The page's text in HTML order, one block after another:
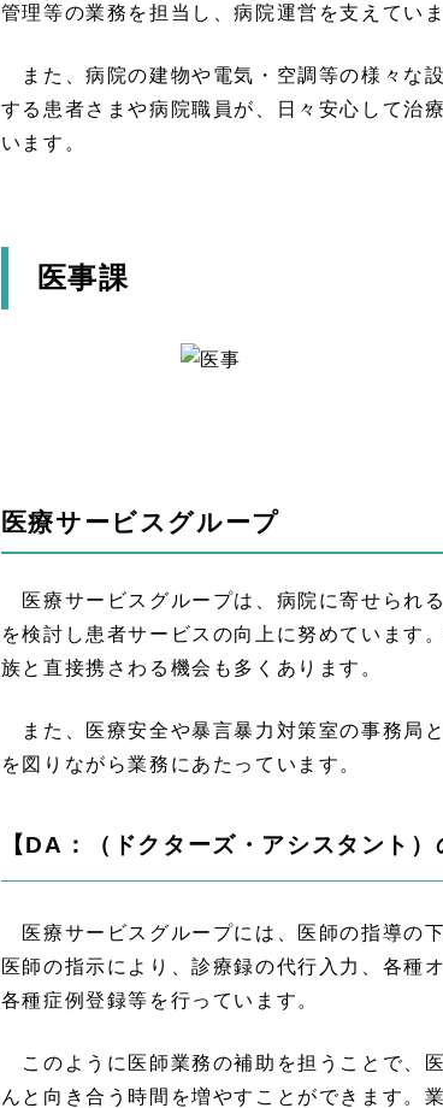
管理等の業務を担当し、病院運営を支えていま
また、病院の建物や電気・空調等の様々な
する患者さまや病院職員が、日々安心して治
います。
医事課
医療サービスグループ
医療サービスグループは、病院に寄せられ
を検討し患者サービスの向上に努めています
族と直接携さわる機会も多くあります。
また、医療安全や暴言暴力対策室の事務局
を図りながら業務にあたっています。
【DA：（ドクターズ・アシスタント）
医療サービスグループには、医師の指導の
医師の指示により、診療録の代行入力、各種
各種症例登録等を行っています。
このように医師業務の補助を担うことで、
んと向き合う時間を増やすことができます。